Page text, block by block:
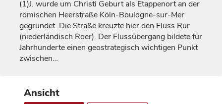
(1)J. wurde um Christi Geburt als Etappenort an der
römischen Heerstraße Köln-Boulogne-sur-Mer
gegründet. Die Straße kreuzte hier den Fluss Rur
(niederländisch Roer). Der Flussübergang bildete für
Jahrhunderte einen geostrategisch wichtigen Punkt
zwischen…
Ansicht